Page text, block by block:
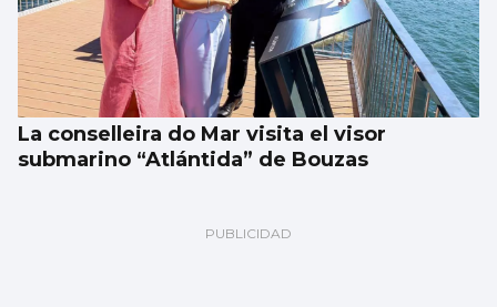
La conselleira do Mar visita el visor
submarino “Atlántida” de Bouzas